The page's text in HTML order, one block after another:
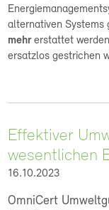
alternativen Systems
mehrerstattet
ersatzlos gestrichen
Effektiver
wesentlichen
16.10.2023
OmniCert